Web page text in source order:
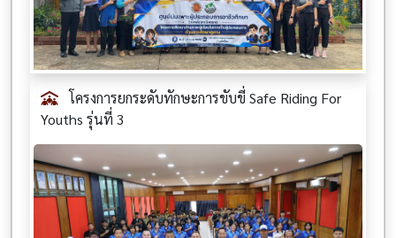
โครงการยกระดับทักษะการขับขี่ Safe Riding For
Youths รุ่นที่ 3